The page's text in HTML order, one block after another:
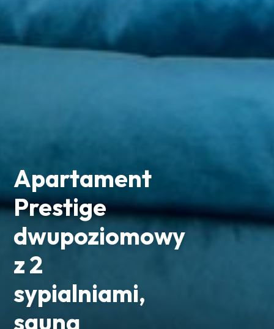
Apartament
Prestige
dwupoziomowy
z 2
sypialniami,
sauną